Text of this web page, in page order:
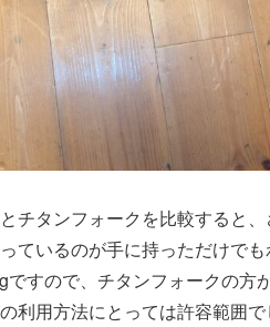
チタンフォークを比較すると
ているのが手に持っただけで
すので、チタンフォークの方
利用方法にとっては許容範囲